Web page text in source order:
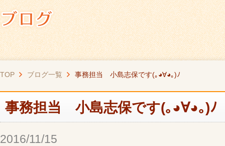
TOP ブログ一覧 事務担当 小島志保です(｡◕∀◕｡)ﾉ
事務担当 小島志保です(｡◕∀◕｡)ﾉ
2016/11/15